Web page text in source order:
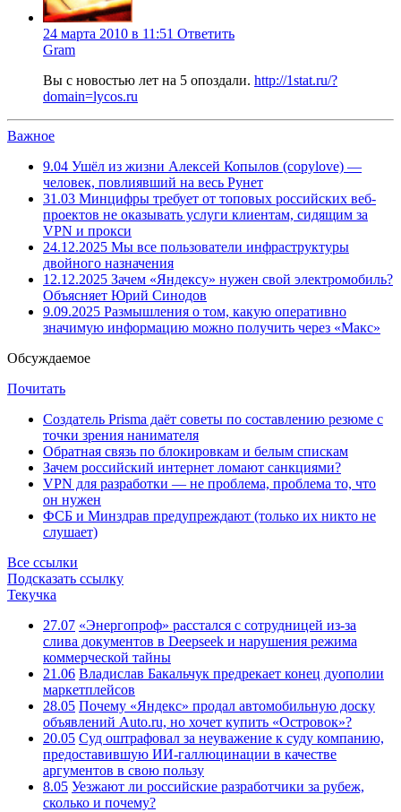
24 марта 2010 в 11:51 Ответить
Gram
Вы с новостью лет на 5 опоздали. http://1stat.ru/?
domain=lycos.ru
Важное
9.04 Ушёл из жизни Алексей Копылов (copylove) —
человек, повлиявший на весь Рунет
31.03 Минцифры требует от топовых российских веб-
проектов не оказывать услуги клиентам, сидящим за
VPN и прокси
24.12.2025 Мы все пользователи инфраструктуры
двойного назначения
12.12.2025 Зачем «Яндексу» нужен свой электромобиль?
Объясняет Юрий Синодов
9.09.2025 Размышления о том, какую оперативно
значимую информацию можно получить через «Макс»
Обсуждаемое
Почитать
Создатель Prisma даёт советы по составлению резюме с
точки зрения нанимателя
Обратная связь по блокировкам и белым спискам
Зачем российский интернет ломают санкциями?
VPN для разработки — не проблема, проблема то, что
он нужен
ФСБ и Минздрав предупреждают (только их никто не
слушает)
Все ссылки
Подсказать ссылку
Текучка
27.07 «Энергопроф» расстался с сотрудницей из-за
слива документов в Deepseek и нарушения режима
коммерческой тайны
21.06 Владислав Бакальчук предрекает конец дуополии
маркетплейсов
28.05 Почему «Яндекс» продал автомобильную доску
объявлений Auto.ru, но хочет купить «Островок»?
20.05 Суд оштрафовал за неуважение к суду компанию,
предоставившую ИИ-галлюцинации в качестве
аргументов в свою пользу
8.05 Уезжают ли российские разработчики за рубеж,
сколько и почему?